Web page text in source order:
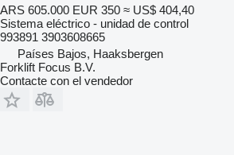
ARS 605.000 EUR 350 ≈ US$ 404,40
Sistema eléctrico - unidad de control
993891 3903608665
Países Bajos, Haaksbergen
Forklift Focus B.V.
Contacte con el vendedor